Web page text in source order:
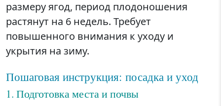
размеру ягод, период плодоношения
растянут на 6 недель. Требует
повышенного внимания к уходу и
укрытия на зиму.
Пошаговая инструкция: посадка и уход
1. Подготовка места и почвы